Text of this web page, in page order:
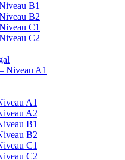
B1
B2
C1
C2
Niveau A1
A1
A2
B1
B2
C1
C2